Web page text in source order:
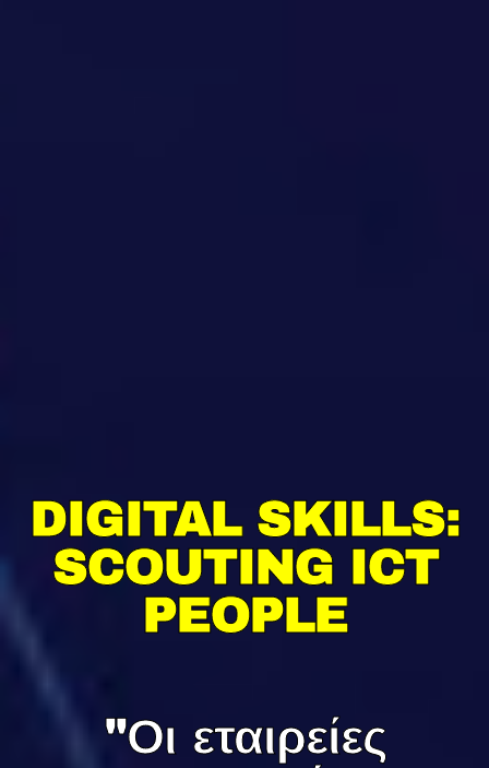
DIGITAL SKILLS:
SCOUTING ICT
PEOPLE
DIGITAL SKILLS:
SCOUTING ICT
PEOPLE
"Οι εταιρείες
"Οι εταιρείες